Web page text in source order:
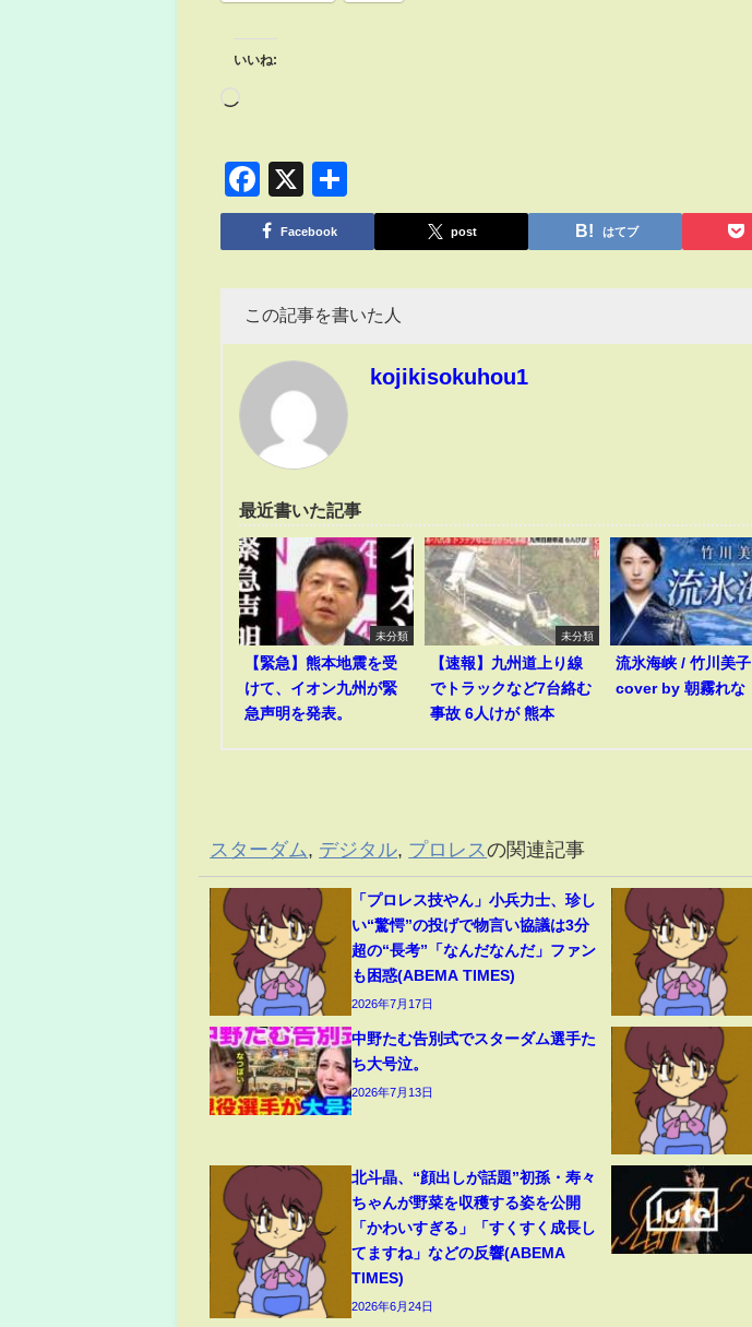
いいね:
Facebook
X
有
Facebook post はてブ
この記事を書いた人
kojikisokuhou1
最近書いた記事
未分類
【緊急】熊本地震を受
けて、イオン九州が緊
急声明を発表。
未分類
【速報】九州道上り線
でトラックなど7台絡む
事故 6人けが 熊本
流氷海峡 / 竹川美子
cover by 朝霧れな
スターダム, デジタル, プロレスの関連記事
「プロレス技やん」小兵力士、珍し
い“驚愕”の投げで物言い協議は3分
超の“長考”「なんだなんだ」ファン
も困惑(ABEMA TIMES)
2026年7月17日
中野たむ告別式でスターダム選手た
ち大号泣。
2026年7月13日
北斗晶、“顔出しが話題”初孫・寿々
ちゃんが野菜を収穫する姿を公開
「かわいすぎる」「すくすく成長し
てますね」などの反響(ABEMA
TIMES)
2026年6月24日